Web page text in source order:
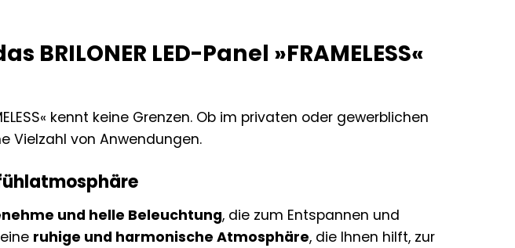
LED-Panel »FRAMELESS«
kennt keine Grenzen. Ob im privaten oder gewerblichen
Vielzahl von Anwendungen.
und helle Beleuchtung, die zum Entspannen und
ruhige und harmonische Atmosphäre, die Ihnen hilft, zur